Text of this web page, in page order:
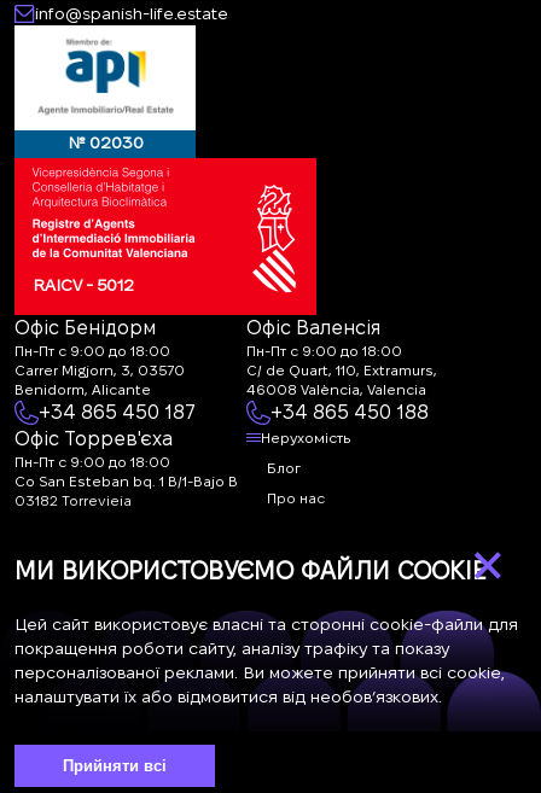
info@spanish-life.estate
№ 02030
RAICV - 5012
Офіс Бенідорм
Пн-Пт с 9:00 до 18:00
Carrer Migjorn, 3, 03570
Benidorm, Alicante
+34 865 450 187
Офіс Валенсія
Пн-Пт с 9:00 до 18:00
C/ de Quart, 110, Extramurs,
46008 València, Valencia
+34 865 450 188
Офіс Торрев'єха
Пн-Пт с 9:00 до 18:00
Co San Esteban bq. 1 B/1-Bajo B
03182 Torrevieja
life.estate
Нерухомість
Блог
Про нас
Контакти
Підпишіться на наші новини. Щотижнева розсилка
×
МИ ВИКОРИСТОВУЄМО ФАЙЛИ COOKIE
Цей сайт використовує власні та сторонні cookie-файли для
покращення роботи сайту, аналізу трафіку та показу
персоналізованої реклами. Ви можете прийняти всі cookie,
налаштувати їх або відмовитися від необов’язкових.
Прийняти всі